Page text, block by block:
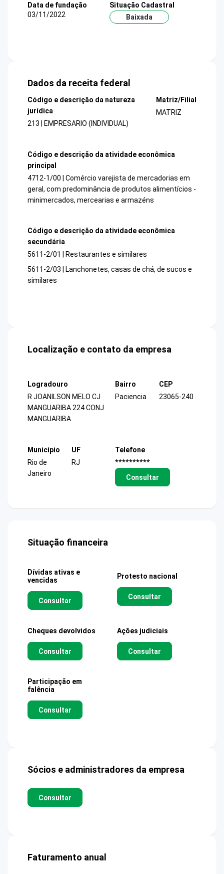
Data de fundação
03/11/2022
Situação Cadastral
Baixada
Dados da receita federal
Código e descrição da natureza
jurídica
213 | EMPRESARIO (INDIVIDUAL)
Matriz/Filial
MATRIZ
Código e descrição da atividade econômica
principal
4712-1/00 | Comércio varejista de mercadorias em
geral, com predominância de produtos alimentícios -
minimercados, mercearias e armazéns
Código e descrição da atividade econômica
secundária
5611-2/01 | Restaurantes e similares
5611-2/03 | Lanchonetes, casas de chá, de sucos e
similares
Localização e contato da empresa
Logradouro
R JOANILSON MELO CJ
MANGUARIBA 224 CONJ
MANGUARIBA
Bairro
Paciencia
CEP
23065-240
Município
Rio de
Janeiro
UF
RJ
Telefone
**********
Consultar
Situação financeira
Dívidas ativas e
vencidas
Consultar
Protesto nacional
Consultar
Cheques devolvidos
Consultar
Ações judiciais
Consultar
Participação em
falência
Consultar
Sócios e administradores da empresa
Consultar
Faturamento anual